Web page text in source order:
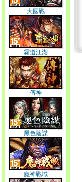
大國戰
霸道江湖
傳神
黑色陰謀
魔神戰域